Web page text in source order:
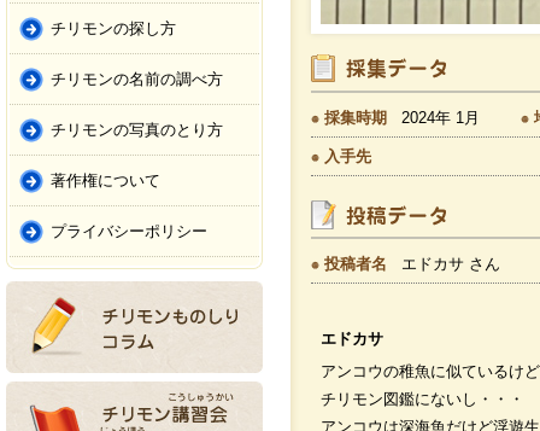
チリモンの探し方
チリモンの名前の調べ方
チリモンの写真のとり方
著作権について
プライバシーポリシー
採集時期 2024年 1月
入手先
投稿者名 エドカサ さん
エドカサ
アンコウの稚魚に似ているけ
チリモン図鑑にないし・・・
アンコウは深海魚だけど浮遊